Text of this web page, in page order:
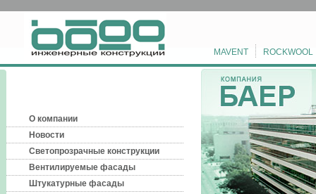
MAVENT ROCKWOOL
О компании
Новости
Светопрозрачные конструкции
Вентилируемые фасады
Штукатурные фасады